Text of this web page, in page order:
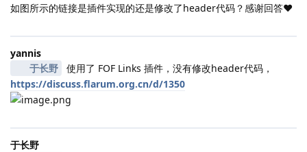
如图所示的链接是插件实现的还是修改了header代码？感谢回答❤
yannis
于长野
使用了 FOF Links 插件，没有修改header代码，
https://discuss.flarum.org.cn/d/1350
于长野